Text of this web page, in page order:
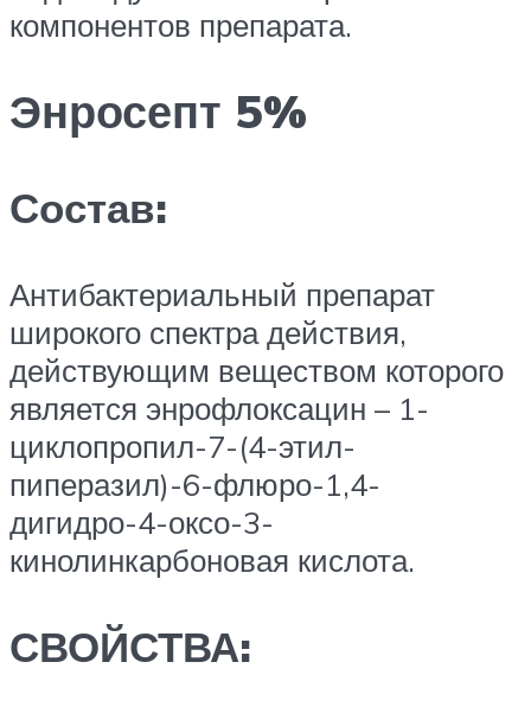
компонентов препарата.
Энросепт 5%
Состав:
Антибактериальный препарат
широкого спектра действия,
действующим веществом которого
является энрофлоксацин – 1-
циклопропил-7-(4-этил-
пиперазил)-6-флюро-1,4-
дигидро-4-оксо-3-
кинолинкарбоновая кислота.
СВОЙСТВА: